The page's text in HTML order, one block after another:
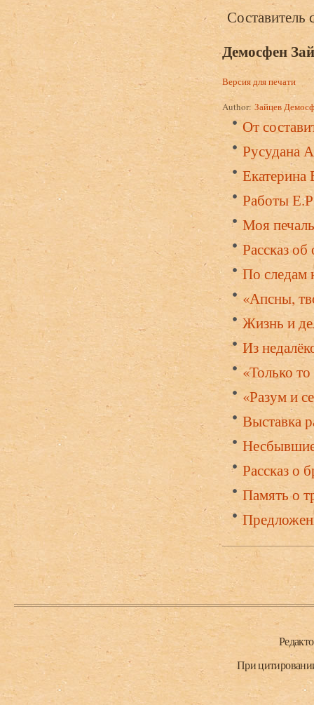
Составитель
Демосфен
Версия для печати
Author: Зайцев
От
Русудана
Работы
Моя
Рассказ об
По следам
«Апсны,
Жизнь и
Из
«Только
«Разум и
Выставка
Рассказ о
Память о
Нижний колонтитул
При